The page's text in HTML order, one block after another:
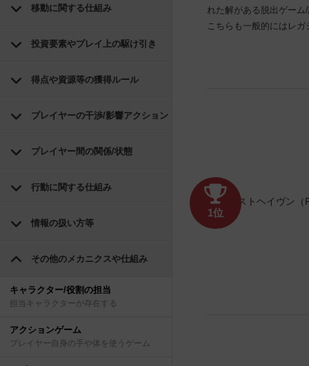
移動に関する仕組み
投資要素やプレイ上の駆け引き
得点や資源等の獲得ルール
プレイヤーの干渉/影響アクション
プレイヤー間の関係/状態
行動に関する仕組み
情報の扱い方等
その他のメカニクスや仕組み
キャラクター/役割の担当
担当キャラクターが存在する
アクションゲーム
プレイヤー自身の手や体を使うゲーム
れた解がある脱出ゲー
こちらも一般的にはレ
1位